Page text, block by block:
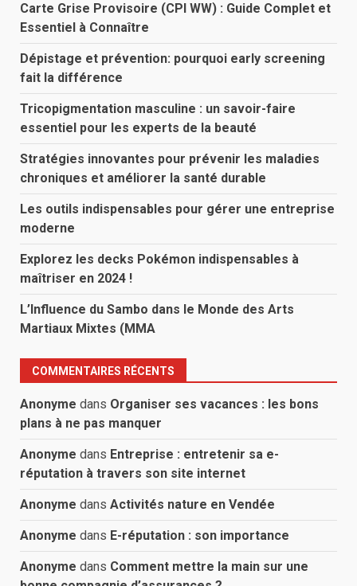
Carte Grise Provisoire (CPI WW) : Guide Complet et
Essentiel à Connaître
Dépistage et prévention: pourquoi early screening
fait la différence
Tricopigmentation masculine : un savoir-faire
essentiel pour les experts de la beauté
Stratégies innovantes pour prévenir les maladies
chroniques et améliorer la santé durable
Les outils indispensables pour gérer une entreprise
moderne
Explorez les decks Pokémon indispensables à
maîtriser en 2024 !
L’Influence du Sambo dans le Monde des Arts
Martiaux Mixtes (MMA
COMMENTAIRES RÉCENTS
Anonyme dans Organiser ses vacances : les bons
plans à ne pas manquer
Anonyme dans Entreprise : entretenir sa e-
réputation à travers son site internet
Anonyme dans Activités nature en Vendée
Anonyme dans E-réputation : son importance
Anonyme dans Comment mettre la main sur une